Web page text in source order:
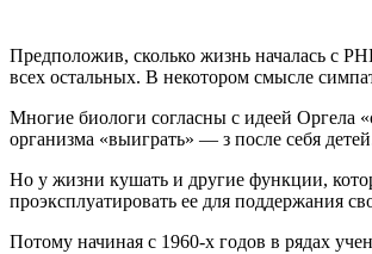
Предположив, сколько жизнь началась с
всех остальных. В некотором смысле
Многие биологи согласны с идеей Оргела
организма «выиграть» — з после себя
Но у жизни кушать и другие функции,
проэксплуатировать ее для поддержания
Потому начиная с 1960-х годов в рядах